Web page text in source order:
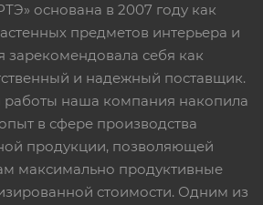
основана в 2007 году как
предметов интерьера и
зарекомендовала себя как
и надежный поставщик.
наша компания накопила
в сфере производства
продукции, позволяющей
максимально продуктивные
стоимости. Одним из